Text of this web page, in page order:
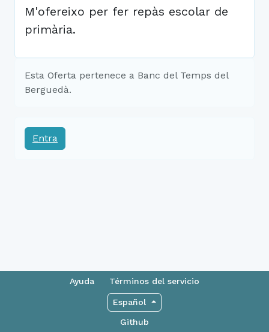
M'ofereixo per fer repàs escolar de
primària.
Esta Oferta pertenece a Banc del Temps del
Berguedà.
Entra
Ayuda Términos del servicio
Español
Github